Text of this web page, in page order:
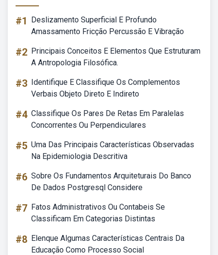
#1
Deslizamento Superficial E Profundo
Amassamento Fricção Percussão E Vibração
#2 Principais Conceitos E Elementos Que Estruturam
A Antropologia Filosófica.
#3 Identifique E Classifique Os Complementos
Verbais Objeto Direto E Indireto
#4 Classifique Os Pares De Retas Em Paralelas
Concorrentes Ou Perpendiculares
#5 Uma Das Principais Características Observadas
Na Epidemiologia Descritiva
#6 Sobre Os Fundamentos Arquiteturais Do Banco
De Dados Postgresql Considere
#7 Fatos Administrativos Ou Contabeis Se
Classificam Em Categorias Distintas
#8 Elenque Algumas Características Centrais Da
Educação Como Processo Social